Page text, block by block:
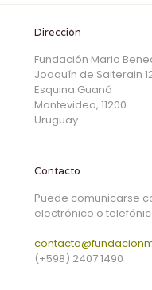
Dirección
Fundación Mario
Joaquín de Salterain
Esquina Guaná
Montevideo, 11200
Uruguay
Contacto
Puede comunicarse
electrónico o
(+598) 2407 1490